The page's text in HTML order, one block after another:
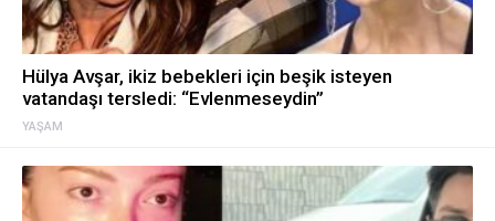
YAŞAM
Hülya Avşar, ikiz bebekleri için beşik isteyen
vatandaşı tersledi: “Evlenmeseydin”